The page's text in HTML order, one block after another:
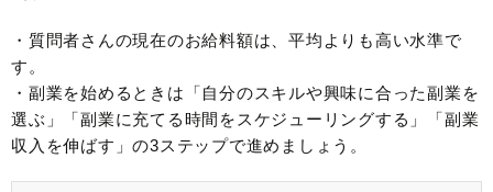
・質問者さんの現在のお給料額は、平均よりも高い水準で
す。
・副業を始めるときは「自分のスキルや興味に合った副業を
選ぶ」「副業に充てる時間をスケジューリングする」「副業
収入を伸ばす」の3ステップで進めましょう。